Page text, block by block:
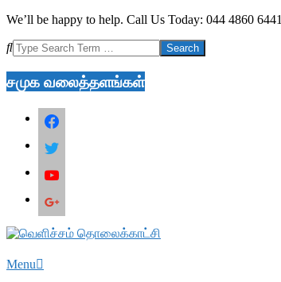
Skip
content
We’ll be happy to help. Call Us Today: 044 4860 6441
Search
சமுக வலைத்தளங்கள்
facebook
twitter
Secondary
Menu